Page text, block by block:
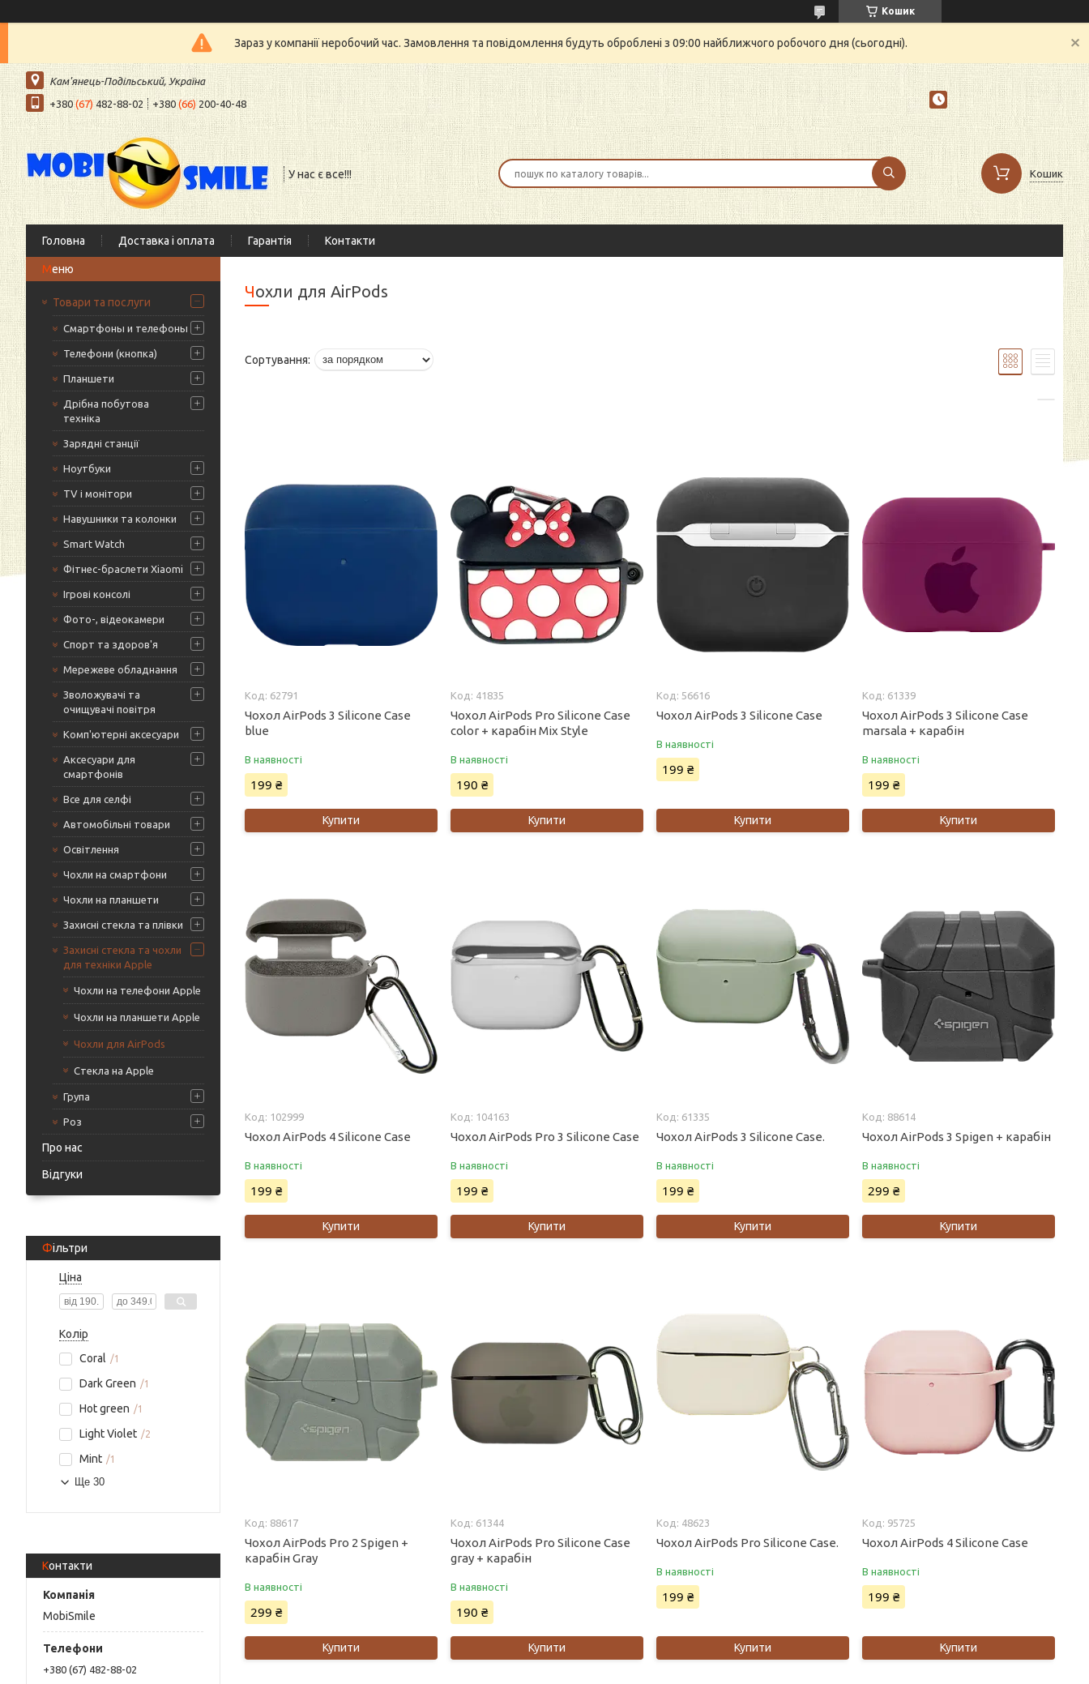
Кошик
Зараз у компанії неробочий час. Замовлення та повідомлення будуть оброблені з 09:00 найближчого робочого дня (сьогодні).
Кам'янець-Подільський, Україна
+380 (67) 482-88-02 +380(66) 200-40-48
У нас є все!!! Кошик
Головна Доставка і оплата Гарантія Контакти
Товари та послуги
Смартфоны и телефоны
Телефони (кнопка)
Планшети
Дрібна побутова
техніка
Зарядні станції
Ноутбуки
TV і монітори
Навушники та колонки
Smart Watch
Фітнес-браслети Xiaomi
Ігрові консолі
Фото-, відеокамери
Спорт та здоров'я
Мережеве обладнання
Зволожувачі та
очищувачі повітря
Комп'ютерні аксесуари
Аксесуари для
смартфонів
Все для селфі
Автомобільні товари
Освітлення
Чохли на смартфони
Чохли на планшети
Захисні стекла та плівки
Захисні стекла та чохли
для техніки Apple
Чохли на телефони Apple
Чохли на планшети Apple
Чохли для AirPods
Стекла на Apple
Група
Роз
Про нас
Відгуки
Фільтри
Ціна
Колір
Coral
1
Dark Green 1
Hot green 1
Light Violet 2
Mint 1
Ще 30
Контакти
MobiSmile
+380 (67) 482-88-02
Чохли для AirPods
62791
Чохол AirPods 3 Silicone Case
blue
В наявності
199 ₴
Купити
41835
Чохол AirPods Pro Silicone Case
color + карабін Mix Style
В наявності
190 ₴
Купити
56616
Чохол AirPods 3 Silicone Case
В наявності
199 ₴
Купити
61339
Чохол AirPods 3 Silicone Case
marsala + карабін
В наявності
199 ₴
Купити
102999
Чохол AirPods 4 Silicone Case
В наявності
199 ₴
Купити
104163
Чохол AirPods Pro 3 Silicone Case
В наявності
199 ₴
Купити
61335
Чохол AirPods 3 Silicone Case.
В наявності
199 ₴
Купити
88614
Чохол AirPods 3 Spigen + карабін
В наявності
299 ₴
Купити
88617
Чохол AirPods Pro 2 Spigen +
карабін Gray
В наявності
299 ₴
Купити
61344
Чохол AirPods Pro Silicone Case
gray + карабін
В наявності
190 ₴
Купити
48623
Чохол AirPods Pro Silicone Case.
В наявності
199 ₴
Купити
95725
Чохол AirPods 4 Silicone Case
В наявності
199 ₴
Купити